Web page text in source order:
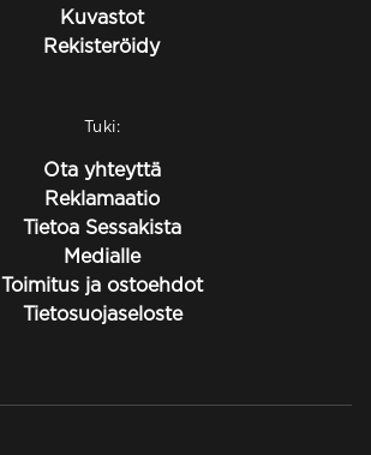
Kuvastot
Rekisteröidy
Tuki:
Ota yhteyttä
Reklamaatio
Tietoa Sessakista
Medialle
Toimitus ja ostoehdot
Tietosuojaseloste